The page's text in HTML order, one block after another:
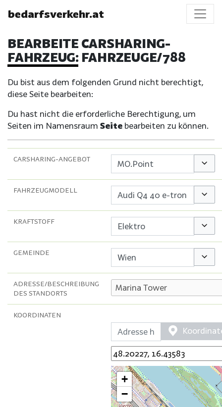
bedarfsverkehr.at
BEARBEITE CARSHARING-
FAHRZEUG: FAHRZEUGE/788
Du bist aus dem folgenden Grund nicht berechtigt,
diese Seite bearbeiten:
Du hast nicht die erforderliche Berechtigung, um
Seiten im Namensraum Seite bearbeiten zu können.
CARSHARING-ANGEBOT
FAHRZEUGMODELL
KRAFTSTOFF
GEMEINDE
ADRESSE/BESCHREIBUNG
DES STANDORTS
KOORDINATEN
+
−